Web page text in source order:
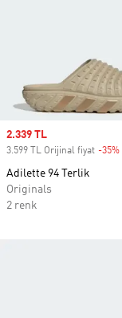
Sale price
2.339 TL
3.599 TL Orijinal fiyat -35%
Adilette 94 Terlik
Originals
2 renk